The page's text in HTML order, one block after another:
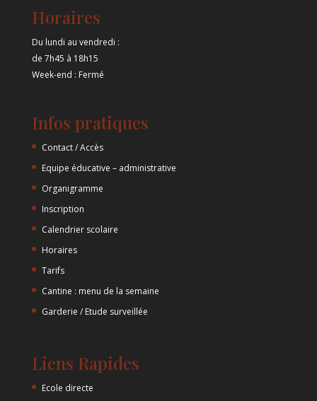
Horaires
Du lundi au vendredi :
de 7h45 à 18h15
Week-end : Fermé
Infos pratiques
Contact / Accès
Equipe éducative – administrative
Organigramme
Inscription
Calendrier scolaire
Horaires
Tarifs
Cantine : menu de la semaine
Garderie / Etude surveillée
Liens Rapides
Ecole directe